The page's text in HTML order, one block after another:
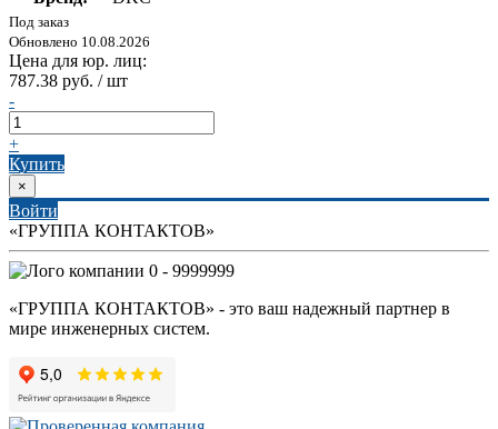
Под заказ
Обновлено 10.08.2026
Цена для юр. лиц:
787.38 руб. / шт
-
+
Купить
×
Войти
«ГРУППА КОНТАКТОВ»
0 - 9999999
«ГРУППА КОНТАКТОВ» - это ваш надежный партнер в
мире инженерных систем.